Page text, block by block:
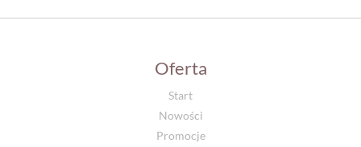
Oferta
Start
Nowości
Promocje